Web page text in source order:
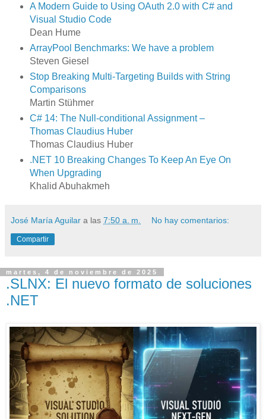
A Modern Guide to Using OAuth 2.0 with C# and
Visual Studio Code
Dean Hume
ArrayPool Benchmarks: We have a problem
Steven Giesel
Stop Breaking Multi-Targeting Builds with String
Comparisons
Martin Stühmer
C# 14: The Null-conditional Assignment –
Thomas Claudius Huber
Thomas Claudius Huber
.NET 10 Breaking Changes To Keep An Eye On
When Upgrading
Khalid Abuhakmeh
José María Aguilar a las 7:50 a. m. No hay comentarios:
Compartir
martes, 4 de noviembre de 2025
.SLNX: El nuevo formato de soluciones
.NET